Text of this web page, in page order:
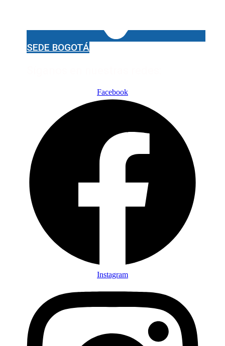
SEDE BOGOTÁ
Facebook
Instagram